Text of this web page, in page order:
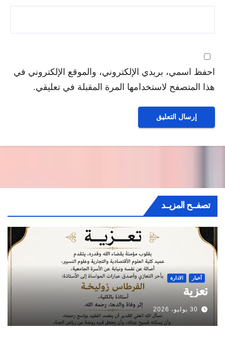
احفظ اسمي، بريدي الإلكتروني، والموقع الإلكتروني في
هذا المتصفح لاستخدامها المرة المقبلة في تعليقي.
تصفــح المزيــد
أخبار الادارة
تعزية
30 يوليو، 2026